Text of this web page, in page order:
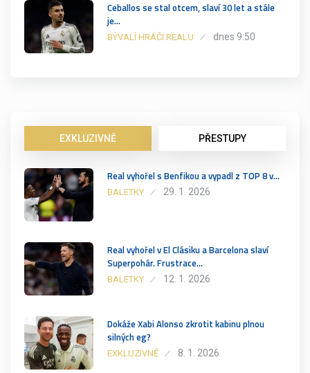
Ceballos se stal otcem, slaví 30 let a stále
je…
BÝVALÍ HRÁČI REALU dnes 9:50
EXKLUZIVNĚ PŘESTUPY
Real vyhořel s Benfikou a vypadl z TOP 8 v…
BALETKY 29. 1. 2026
Real vyhořel v El Clásiku a Barcelona slaví
Superpohár. Frustrace…
BALETKY 12. 1. 2026
Dokáže Xabi Alonso zkrotit kabinu plnou
silných eg?
EXKLUZIVNĚ 8. 1. 2026